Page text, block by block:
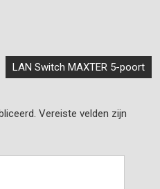
LAN Switch MAXTER 5-poort
Vereiste velden zijn